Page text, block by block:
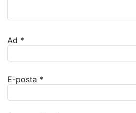
Ad *
E-posta *